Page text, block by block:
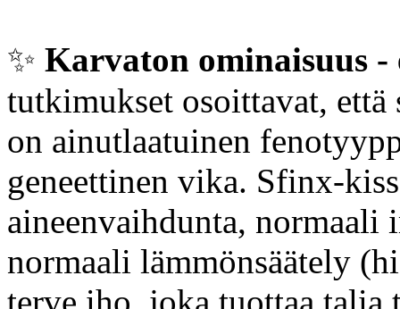
✨️ Karvaton ominaisuus -
tutkimukset osoittavat,
on ainutlaatuinen
geneettinen vika. Sfinx-
aineenvaihdunta,
normaali lämmönsäätely